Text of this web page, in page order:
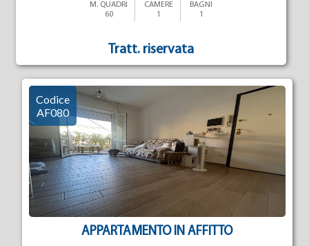
M. QUADRI
60
CAMERE
1
BAGNI
1
Tratt. riservata
APPARTAMENTO IN AFFITTO
Codice
AF080